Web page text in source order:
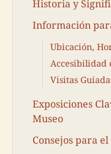
Historia y
Información
Ubicación,
Accesibilidad
Visitas
Exposiciones
Museo
Consejos para